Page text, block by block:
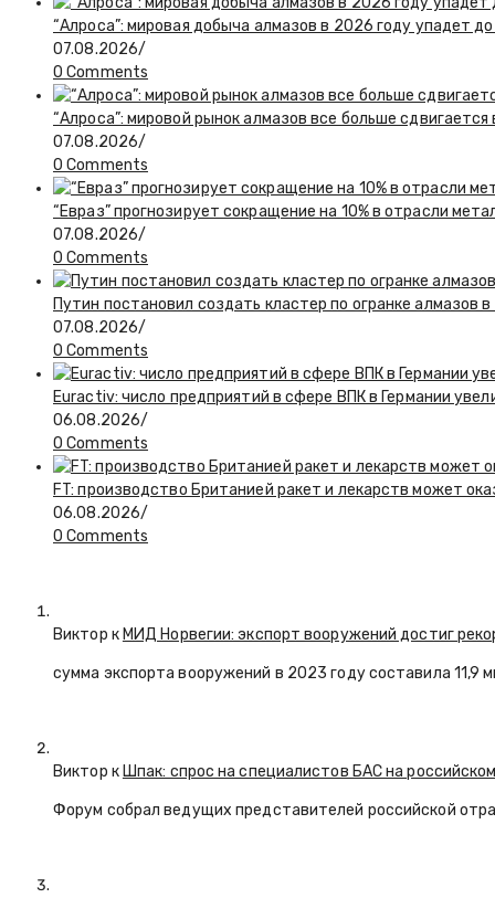
“Алроса”: мировая добыча алмазов в 2026 году упадет
07.08.2026/
0 Comments
“Алроса”: мировой рынок алмазов все больше
07.08.2026/
0 Comments
“Евраз” прогнозирует сокращение на 10% в отрасли
07.08.2026/
0 Comments
Путин постановил создать кластер по огранке алмазов
07.08.2026/
0 Comments
Euractiv: число предприятий в сфере ВПК в Германии
06.08.2026/
0 Comments
FT: производство Британией ракет и лекарств может
06.08.2026/
0 Comments
Виктор кМИД Норвегии: экспорт вооружений достиг
сумма экспорта вооружений в 2023 году составила 11,9
Виктор кШпак: спрос на специалистов БАС на
Форум собрал ведущих представителей российской